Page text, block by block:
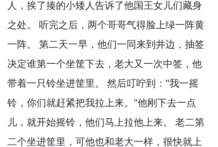
人， 挨了揍的小矮人告诉了他国王女儿们藏身
之处。
听完之后， 两个哥哥气得脸上绿一阵黄
一阵。
第二天一早， 他们一同来到井边， 抽签
决定谁第一个坐筐下去， 老大又一次中签， 他
带着一只铃坐进筐里。
然后叮咛到："我一摇
铃， 你们就赶紧把我拉上来。 "他刚下去一点
儿， 就开始摇铃， 他们马上拉他上来。
老二第
二个坐进筐里， 可他也和老大一样， 很快就上